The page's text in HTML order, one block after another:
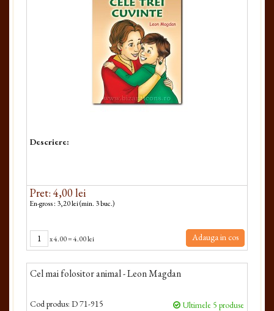
Descriere:
Pret: 4,00 lei
En-gross : 3,20 lei (min. 3 buc.)
x4.00=4.00 lei Adauga in cos
Cel mai folositor animal - Leon Magdan
Cod produs: D 71-915 Ultimele 5 produse